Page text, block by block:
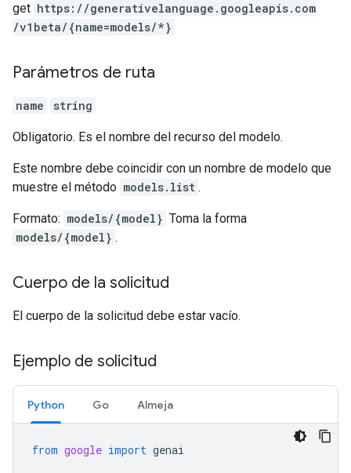
get https: / /generativelanguage.googleapis.com
/v1beta/{name=models/*}
Parámetros de ruta
name string
Obligatorio. Es el nombre del recurso del modelo.
Este nombre debe coincidir con un nombre de modelo que
muestre el método models.list .
Formato: models/{model} Toma la forma
models/{model} .
Cuerpo de la solicitud
El cuerpo de la solicitud debe estar vacío.
Ejemplo de solicitud
Python Go Almeja
from google import genai